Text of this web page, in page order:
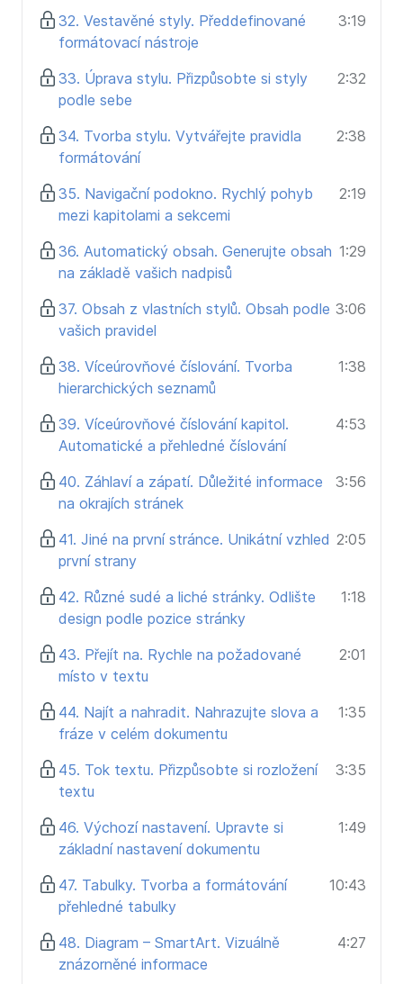
32. Vestavěné styly. Předdefinované
formátovací nástroje
3:19
33. Úprava stylu. Přizpůsobte si styly
podle sebe
2:32
34. Tvorba stylu. Vytvářejte pravidla
formátování
2:38
35. Navigační podokno. Rychlý pohyb
mezi kapitolami a sekcemi
2:19
36. Automatický obsah. Generujte obsah
na základě vašich nadpisů
1:29
37. Obsah z vlastních stylů. Obsah podle
vašich pravidel
3:06
38. Víceúrovňové číslování. Tvorba
hierarchických seznamů
1:38
39. Víceúrovňové číslování kapitol.
Automatické a přehledné číslování
4:53
40. Záhlaví a zápatí. Důležité informace
na okrajích stránek
3:56
41. Jiné na první stránce. Unikátní vzhled
první strany
2:05
42. Různé sudé a liché stránky. Odlište
design podle pozice stránky
1:18
43. Přejít na. Rychle na požadované
místo v textu
2:01
44. Najít a nahradit. Nahrazujte slova a
fráze v celém dokumentu
1:35
45. Tok textu. Přizpůsobte si rozložení
textu
3:35
46. Výchozí nastavení. Upravte si
základní nastavení dokumentu
1:49
47. Tabulky. Tvorba a formátování
přehledné tabulky
10:43
48. Diagram – SmartArt. Vizuálně
znázorněné informace
4:27